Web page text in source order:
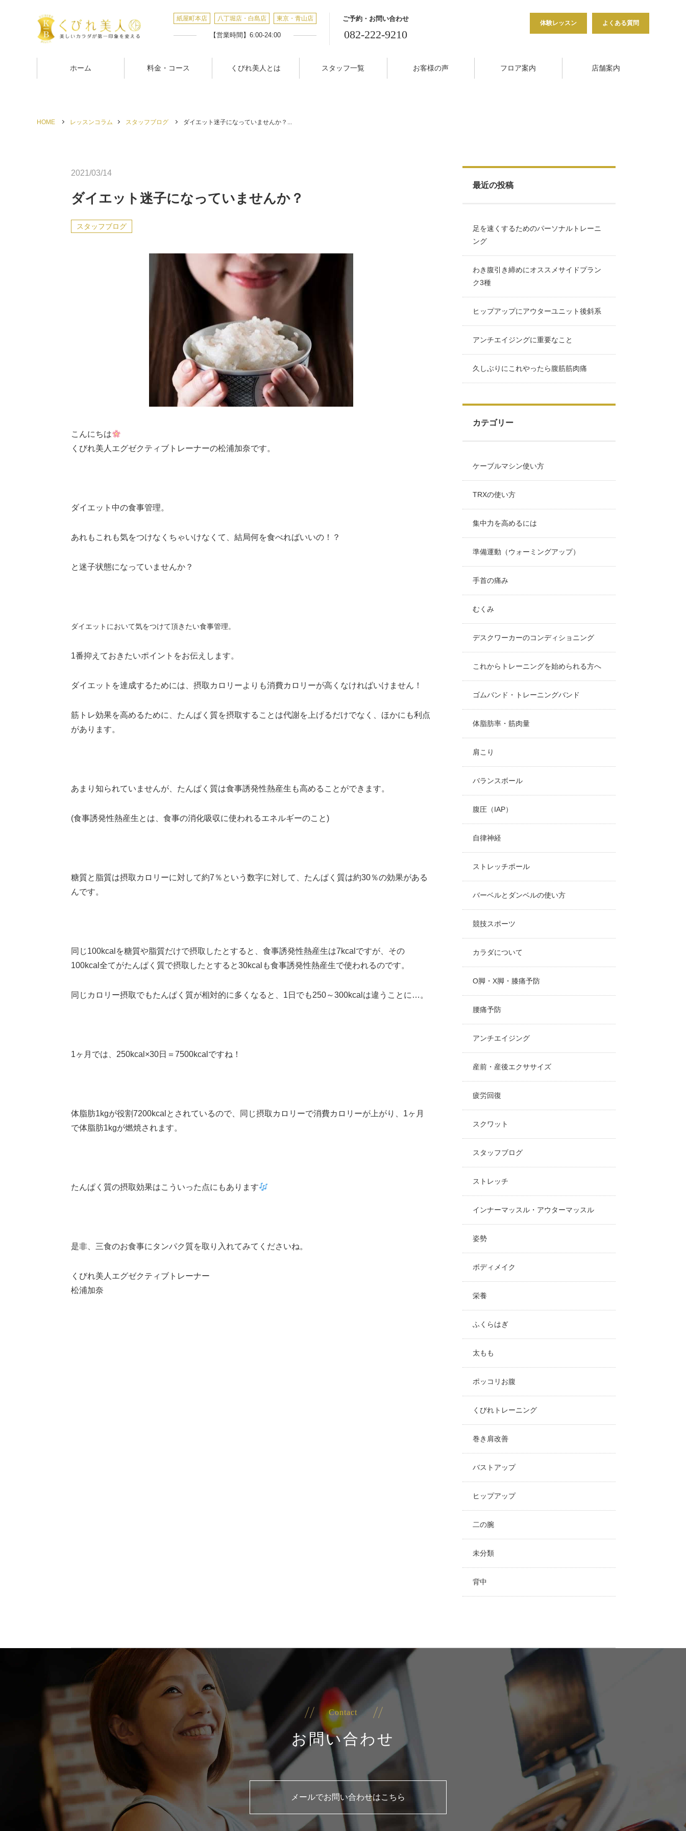
紙屋町本店 八丁堀店・白島店 東京・青山店
【営業時間】6:00-24:00
ご予約・お問い合わせ
082-222-9210
体験レッスン よくある質問
ホーム 料金・コース くびれ美人とは スタッフ一覧 お客様の声 フロア案内 店舗案内
HOME レッスンコラム スタッフブログ ダイエット迷子になっていませんか？...
2021/03/14
ダイエット迷子になっていませんか？
スタッフブログ
こんにちは
くびれ美人エグゼクティブトレーナーの松浦加奈です。
ダイエット中の食事管理。
あれもこれも気をつけなくちゃいけなくて、結局何を食べればいいの！？
と迷子状態になっていませんか？
ダイエットにおいて気をつけて頂きたい食事管理。
1番抑えておきたいポイントをお伝えします。
ダイエットを達成するためには、摂取カロリーよりも消費カロリーが高くなければいけません！
筋トレ効果を高めるために、たんぱく質を摂取することは代謝を上げるだけでなく、ほかにも利点
があります。
あまり知られていませんが、たんぱく質は食事誘発性熱産生も高めることができます。
(食事誘発性熱産生とは、食事の消化吸収に使われるエネルギーのこと)
糖質と脂質は摂取カロリーに対して約7％という数字に対して、たんぱく質は約30％の効果がある
んです。
同じ100kcalを糖質や脂質だけで摂取したとすると、食事誘発性熱産生は7kcalですが、その
100kcal全てがたんぱく質で摂取したとすると30kcalも食事誘発性熱産生で使われるのです。
同じカロリー摂取でもたんぱく質が相対的に多くなると、1日でも250～300kcalは違うことに…。
1ヶ月では、250kcal×30日＝7500kcalですね！
体脂肪1kgが役割7200kcalとされているので、同じ摂取カロリーで消費カロリーが上がり、1ヶ月
で体脂肪1kgが燃焼されます。
たんぱく質の摂取効果はこういった点にもあります
是非、三食のお食事にタンパク質を取り入れてみてくださいね。
くびれ美人エグゼクティブトレーナー
松浦加奈
最近の投稿
足を速くするためのパーソナルトレーニ
ング
わき腹引き締めにオススメサイドプラン
ク3種
ヒップアップにアウターユニット後斜系
アンチエイジングに重要なこと
久しぶりにこれやったら腹筋筋肉痛
カテゴリー
ケーブルマシン使い方
TRXの使い方
集中力を高めるには
準備運動（ウォーミングアップ）
手首の痛み
むくみ
デスクワーカーのコンディショニング
これからトレーニングを始められる方へ
ゴムバンド・トレーニングバンド
体脂肪率・筋肉量
肩こり
バランスボール
腹圧（IAP）
自律神経
ストレッチポール
バーベルとダンベルの使い方
競技スポーツ
カラダについて
O脚・X脚・膝痛予防
腰痛予防
アンチエイジング
産前・産後エクササイズ
疲労回復
スクワット
スタッフブログ
ストレッチ
インナーマッスル・アウターマッスル
姿勢
ボディメイク
栄養
ふくらはぎ
太もも
ポッコリお腹
くびれトレーニング
巻き肩改善
バストアップ
ヒップアップ
二の腕
未分類
背中
Contact
お問い合わせ
メールでお問い合わせはこちら